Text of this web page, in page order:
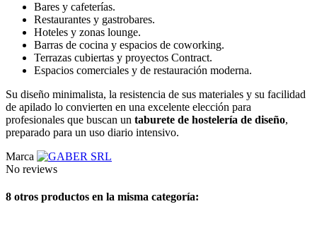
Bares y cafeterías.
Restaurantes y gastrobares.
Hoteles y zonas lounge.
Barras de cocina y espacios de coworking.
Terrazas cubiertas y proyectos Contract.
Espacios comerciales y de restauración moderna.
Su diseño minimalista, la resistencia de sus materiales y su facilidad
de apilado lo convierten en una excelente elección para
profesionales que buscan un taburete de hostelería de diseño,
preparado para un uso diario intensivo.
Marca
No reviews
8 otros productos en la misma categoría: